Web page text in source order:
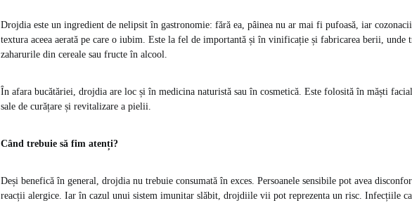
Drojdia este un ingredient de nelipsit în gastronomie: fără ea, pâinea nu ar mai fi pufoasă, iar
textura aceea aerată pe care o iubim. Este la fel de importantă și în vinificație și fabricarea berii, unde
zaharurile din cereale sau fructe în alcool.
În afara bucătăriei, drojdia are loc și în medicina naturistă sau în cosmetică. Este folosită în măști
sale de curățare și revitalizare a pielii.
Când trebuie să fim atenți?
Deși benefică în general, drojdia nu trebuie consumată în exces. Persoanele sensibile pot avea
reacții alergice. Iar în cazul unui sistem imunitar slăbit, drojdiile vii pot reprezenta un risc. Infecțiile